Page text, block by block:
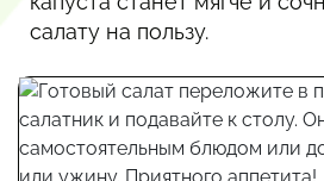
салату на пользу.